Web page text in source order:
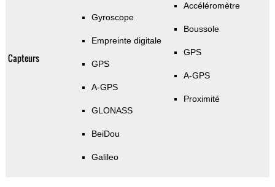
Capteurs
Gyroscope
Empreinte digitale
GPS
A-GPS
GLONASS
BeiDou
Galileo
Accéléromètre
Boussole
GPS
A-GPS
Proximité